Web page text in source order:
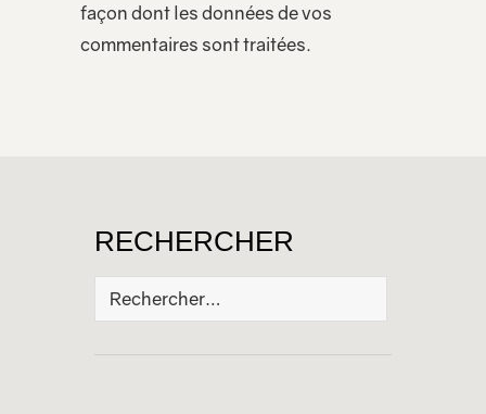
façon dont les données de vos
commentaires sont traitées.
RECHERCHER
Rechercher :